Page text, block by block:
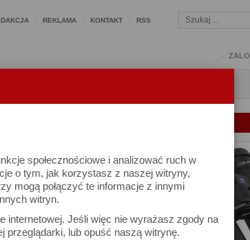
społecznościowe i analizować ruch w
o tym, jak korzystasz z naszej witryny,
mogą połączyć te informacje z innymi
witryn.
Jeśli więc nie wyrażasz zgody na
przeglądarki, lub opuść naszą witrynę.
REKLAMA KONTAKT RSS
też zrobić
porównanie aparatów